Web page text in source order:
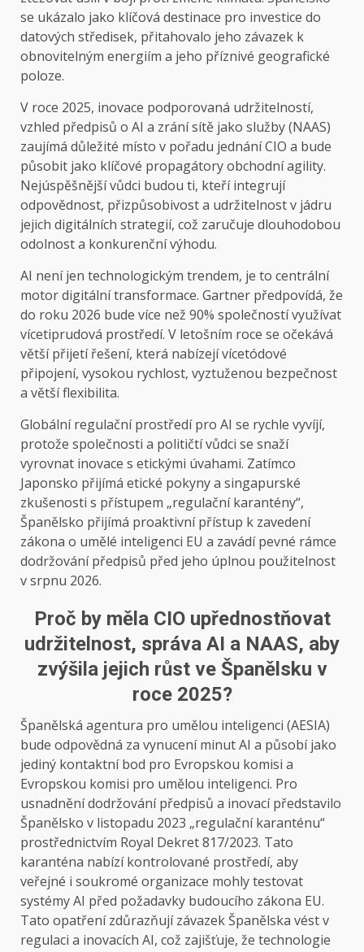
se ukázalo jako klíčová destinace pro investice do
datových středisek, přitahovalo jeho závazek k
obnovitelným energiím a jeho příznivé geografické
poloze.
V roce 2025, inovace podporovaná udržitelností,
vzhled předpisů o AI a zrání sítě jako služby (NAAS)
zaujímá důležité místo v pořadu jednání CIO a bude
působit jako klíčové propagátory obchodní agility.
Nejúspěšnější vůdci budou ti, kteří integrují
odpovědnost, přizpůsobivost a udržitelnost v jádru
jejich digitálních strategií, což zaručuje dlouhodobou
odolnost a konkurenční výhodu.
AI není jen technologickým trendem, je to centrální
motor digitální transformace. Gartner předpovídá, že
do roku 2026 bude více než 90% společností využívat
vícetiprudová prostředí. V letošním roce se očekává
větší přijetí řešení, která nabízejí vícetódové
připojení, vysokou rychlost, vyztuženou bezpečnost
a větší flexibilita.
Globální regulační prostředí pro AI se rychle vyvíjí,
protože společnosti a političtí vůdci se snaží
vyrovnat inovace s etickými úvahami. Zatímco
Japonsko přijímá etické pokyny a singapurské
zkušenosti s přístupem „regulační karantény“,
Španělsko přijímá proaktivní přístup k zavedení
zákona o umělé inteligenci EU a zavádí pevné rámce
dodržování předpisů před jeho úplnou použitelnost
v srpnu 2026.
Proč by měla CIO upřednostňovat
udržitelnost, správa AI a NAAS, aby
zvýšila jejich růst ve Španělsku v
roce 2025?
Španělská agentura pro umělou inteligenci (AESIA)
bude odpovědná za vynucení minut AI a působí jako
jediný kontaktní bod pro Evropskou komisi a
Evropskou komisi pro umělou inteligenci. Pro
usnadnění dodržování předpisů a inovací představilo
Španělsko v listopadu 2023 „regulační karanténu“
prostřednictvím Royal Dekret 817/2023. Tato
karanténa nabízí kontrolované prostředí, aby
veřejné i soukromé organizace mohly testovat
systémy AI před požadavky budoucího zákona EU.
Tato opatření zdůrazňují závazek Španělska vést v
regulaci a inovacích AI, což zajišťuje, že technologie